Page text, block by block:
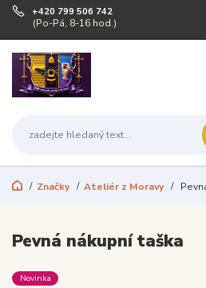
+420 799 506 742
(Po-Pá, 8-16 hod.)
Značky Ateliér z Moravy
Pevná nákupní taška
Novinka